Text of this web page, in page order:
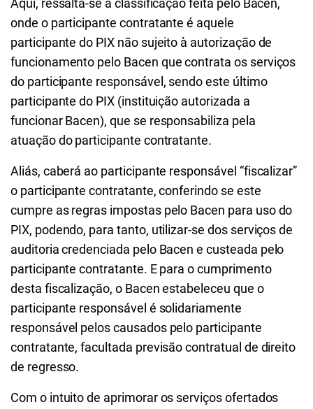
Aqui, ressalta-se a classificação feita pelo Bacen,
onde o participante contratante é aquele
participante do PIX não sujeito à autorização de
funcionamento pelo Bacen que contrata os serviços
do participante responsável, sendo este último
participante do PIX (instituição autorizada a
funcionar Bacen), que se responsabiliza pela
atuação do participante contratante.
Aliás, caberá ao participante responsável “fiscalizar”
o participante contratante, conferindo se este
cumpre as regras impostas pelo Bacen para uso do
PIX, podendo, para tanto, utilizar-se dos serviços de
auditoria credenciada pelo Bacen e custeada pelo
participante contratante. E para o cumprimento
desta fiscalização, o Bacen estabeleceu que o
participante responsável é solidariamente
responsável pelos causados pelo participante
contratante, facultada previsão contratual de direito
de regresso.
Com o intuito de aprimorar os serviços ofertados